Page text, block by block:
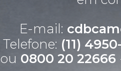
E-mail:
Telefone: (11)
ou 0800 20 22666